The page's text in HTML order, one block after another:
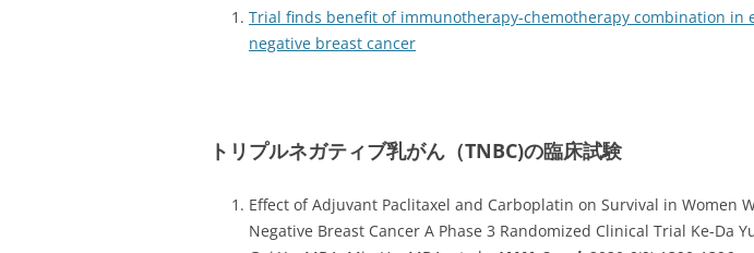
Trial finds benefit of immunotherapy-chemotherapy combination in
negative breast cancer
トリプルネガティブ乳がん（TNBC)の臨床試験
Effect of Adjuvant Paclitaxel and Carboplatin on Survival in Women
Negative Breast Cancer A Phase 3 Randomized Clinical Trial Ke-Da